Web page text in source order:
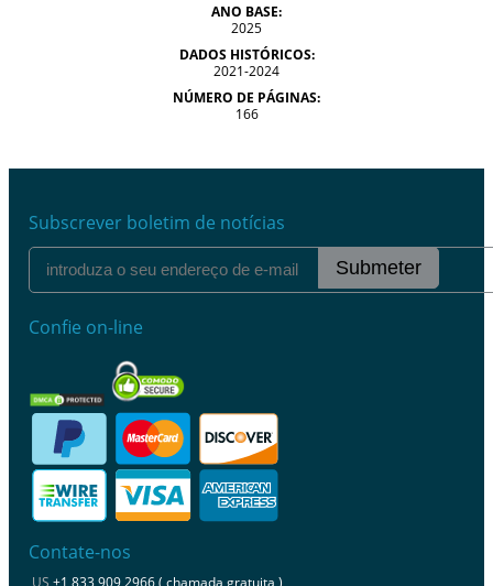
ANO BASE:
2025
DADOS HISTÓRICOS:
2021-2024
NÚMERO DE PÁGINAS:
166
Subscrever boletim de notícias
Submeter
Confie on-line
Contate-nos
US +1 833 909 2966 ( chamada gratuita )